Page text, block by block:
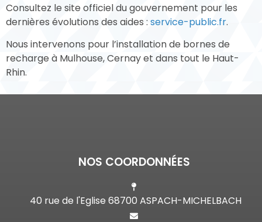
Consultez le site officiel du gouvernement pour les
dernières évolutions des aides : service-public.fr.
Nous intervenons pour l’installation de bornes de
recharge à Mulhouse, Cernay et dans tout le Haut-
Rhin.
NOS COORDONNÉES
40 rue de l'Eglise 68700 ASPACH-MICHELBACH